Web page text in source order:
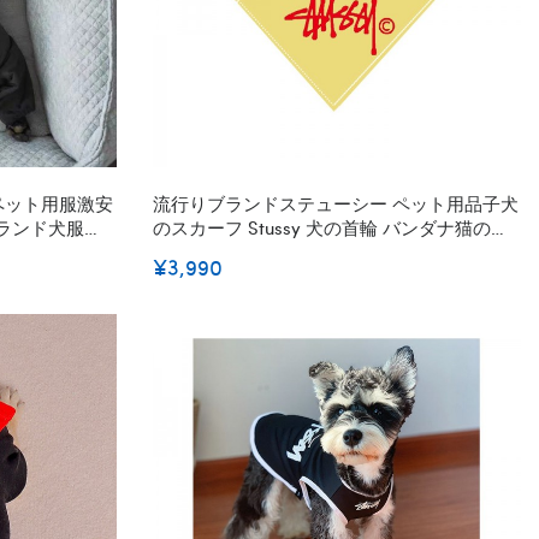
ト用服激安
ド犬服春
流行りブランドステューシー ペット用品子犬
のスカーフ Stussy 犬の首輪 バンダナ猫のよ
リード おしゃれ 丈夫 かわいい 耐久性ファッ
¥3,990